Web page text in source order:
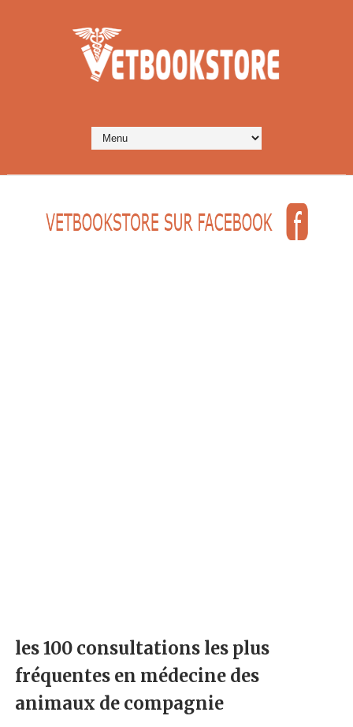
les 100 consultations les plus
fréquentes en médecine des
animaux de compagnie